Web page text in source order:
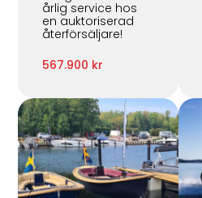
årlig service hos
en auktoriserad
återförsäljare!
567.900 kr